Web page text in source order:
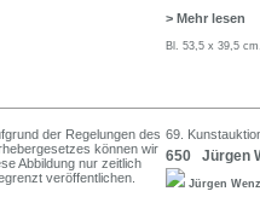
> Mehr lesen
Bl. 53,5 x 39,5
69.
650 Jürgen
Jürgen